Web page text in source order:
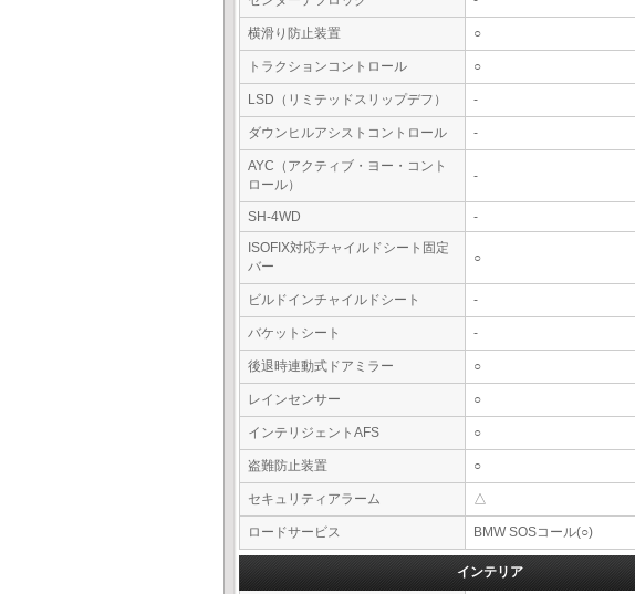
横滑り防止装置 ○
トラクションコントロール ○
LSD（リミテッドスリップデフ） -
ダウンヒルアシストコントロール -
AYC（アクティブ・ヨー・コント
ロール）
-
SH-4WD
-
ISOFIX対応チャイルドシート固定
バー
○
ビルドインチャイルドシート -
バケットシート -
後退時連動式ドアミラー ○
レインセンサー ○
インテリジェントAFS ○
盗難防止装置 ○
セキュリティアラーム △
ロードサービス BMW SOSコール(○)
インテリア